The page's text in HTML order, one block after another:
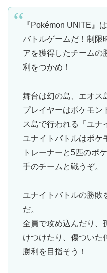
『Pokémon UNITE』
バトルゲームだ！制限
アを獲得したチームの
利をつかめ！
舞台は幻の島、エオス
プレイヤーはポケモン
ス島で行われる「ユナ
ユナイトバトルはポケ
トレーナーと5匹のポ
手のチームと戦うぞ。
ユナイトバトルの勝敗
だ。
全員で攻め込んだり、
けつけたり、傷ついた
勝利を目指そう！